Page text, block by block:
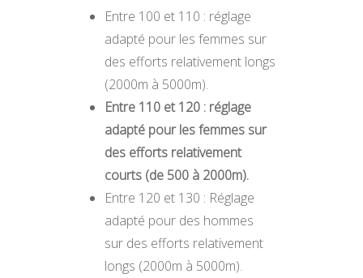
Entre 100 et 110 : réglage
adapté pour les femmes sur
des efforts relativement longs
(2000m à 5000m).
Entre 110 et 120 : réglage
adapté pour les femmes sur
des efforts relativement
courts (de 500 à 2000m).
Entre 120 et 130 : Réglage
adapté pour des hommes
sur des efforts relativement
longs (2000m à 5000m).